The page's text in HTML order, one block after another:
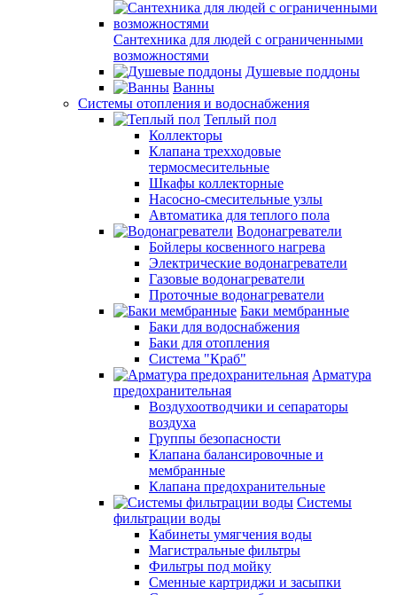
Сантехника для людей с ограниченными
возможностями
Душевые поддоны
Ванны
Системы отопления и водоснабжения
Теплый пол
Коллекторы
Клапана трехходовые
термосмесительные
Шкафы коллекторные
Насосно-смесительные узлы
Автоматика для теплого пола
Водонагреватели
Бойлеры косвенного нагрева
Электрические водонагреватели
Газовые водонагреватели
Проточные водонагреватели
Баки мембранные
Баки для водоснабжения
Баки для отопления
Система "Краб"
Арматура
предохранительная
Воздухоотводчики и сепараторы
воздуха
Группы безопасности
Клапана балансировочные и
мембранные
Клапана предохранительные
Системы
фильтрации воды
Кабинеты умягчения воды
Магистральные фильтры
Фильтры под мойку
Сменные картриджи и засыпки